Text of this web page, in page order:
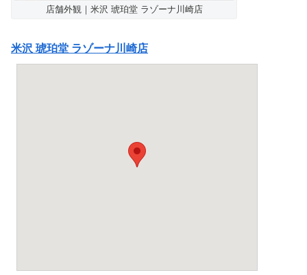
店舗外観｜米沢 琥珀堂 ラゾーナ川崎店
米沢 琥珀堂 ラゾーナ川崎店